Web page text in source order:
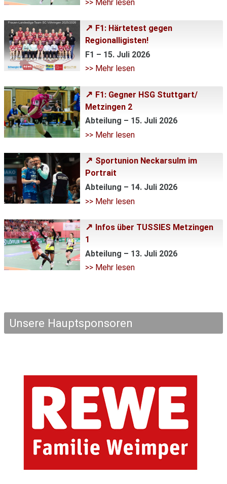
>> Mehr lesen
F1: Härtetest gegen
Regionalligisten!
F1 – 15. Juli 2026
>> Mehr lesen
F1: Gegner HSG Stuttgart/
Metzingen 2
Abteilung – 15. Juli 2026
>> Mehr lesen
Sportunion Neckarsulm im
Portrait
Abteilung – 14. Juli 2026
>> Mehr lesen
Infos über TUSSIES Metzingen
1
Abteilung – 13. Juli 2026
>> Mehr lesen
Unsere Hauptsponsoren